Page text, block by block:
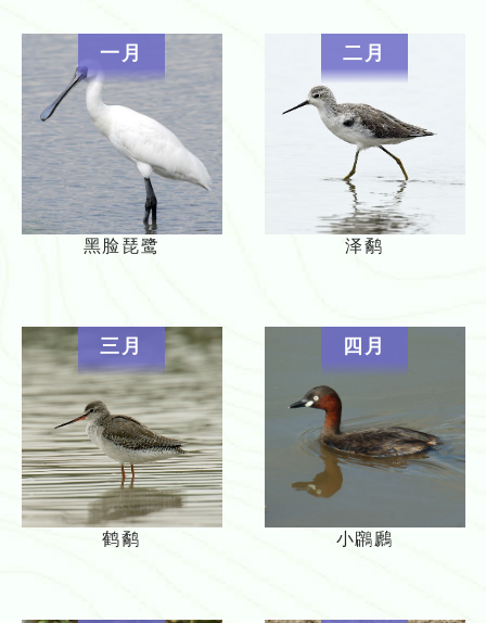
一月
黑脸琵鹭
二月
泽鹬
三月
鹤鹬
四月
小鸊鷉